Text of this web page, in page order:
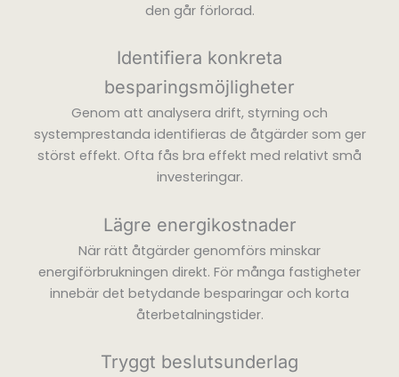
den går förlorad.
Identifiera konkreta
besparingsmöjligheter
Genom att analysera drift, styrning och
systemprestanda identifieras de åtgärder som ger
störst effekt. Ofta fås bra effekt med relativt små
investeringar.
Lägre energikostnader
När rätt åtgärder genomförs minskar
energiförbrukningen direkt. För många fastigheter
innebär det betydande besparingar och korta
återbetalningstider.
Tryggt beslutsunderlag